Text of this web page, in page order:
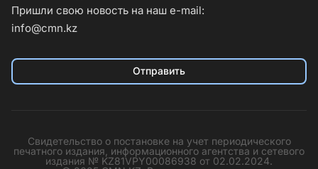
Пришли свою новость на наш e-mail:
info@cmn.kz
Отправить
Свидетельство о постановке на учет периодического
печатного издания, информационного агентства и сетевого
издания № KZ81VPY00086938 от 02.02.2024.